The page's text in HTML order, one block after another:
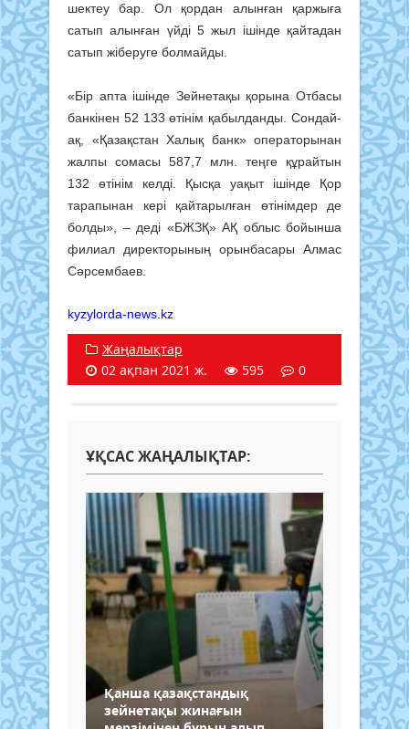
шектеу бар. Ол қордан алынған қаржыға
сатып алынған үйді 5 жыл ішінде қайтадан
сатып жіберуге болмайды.
«Бір апта ішінде Зейнетақы қорына Отбасы
банкінен 52 133 өтінім қабылданды. Сондай-
ақ, «Қазақстан Халық банк» операторынан
жалпы сомасы 587,7 млн. теңге құрайтын
132 өтінім келді. Қысқа уақыт ішінде Қор
тарапынан кері қайтарылған өтінімдер де
болды», – деді «БЖЗҚ» АҚ облыс бойынша
филиал директорының орынбасары Алмас
Сәрсембаев.
kyzylorda-news.kz
Жаңалықтар
02 ақпан 2021 ж.
595 0
ҰҚСАС ЖАҢАЛЫҚТАР:
Қанша қазақстандық
зейнетақы жинағын